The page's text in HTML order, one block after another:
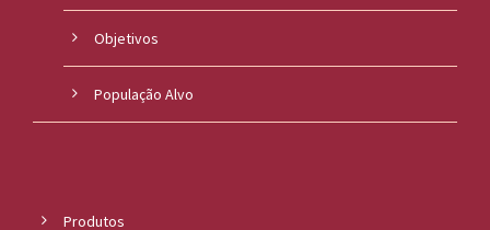
Objetivos
População Alvo
Produtos